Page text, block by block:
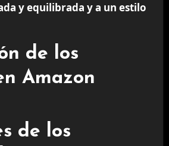
y equilibrada y a un estilo
de los
Amazon
de los